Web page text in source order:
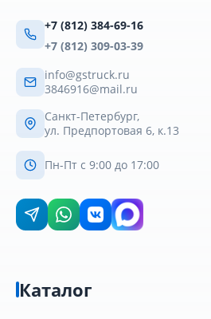
+7 (812) 384-69-16
+7 (812) 309-03-39
info@gstruck.ru
3846916@mail.ru
Санкт-Петербург,
ул. Предпортовая 6, к.13
Пн-Пт с 9:00 до 17:00
Каталог